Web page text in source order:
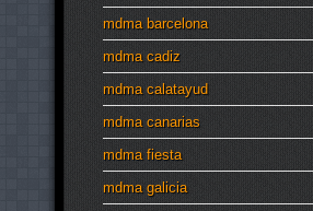
mdma barcelona
mdma cadiz
mdma calatayud
mdma canarias
mdma fiesta
mdma galicia